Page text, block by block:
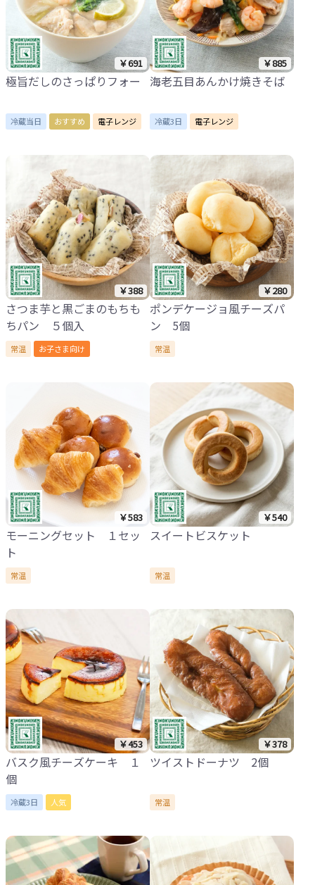
￥691
極旨だしのさっぱりフォー
冷蔵当日 おすすめ 電子レンジ
￥885
海老五目あんかけ焼きそば
冷蔵3日 電子レンジ
￥388
さつま芋と黒ごまのもちも
ちパン ５個入
常温 お子さま向け
￥280
ポンデケージョ風チーズパ
ン 5個
常温
￥583
モーニングセット １セッ
ト
常温
￥540
スイートビスケット
常温
￥453
バスク風チーズケーキ １
個
冷蔵3日 人気
￥378
ツイストドーナツ 2個
常温